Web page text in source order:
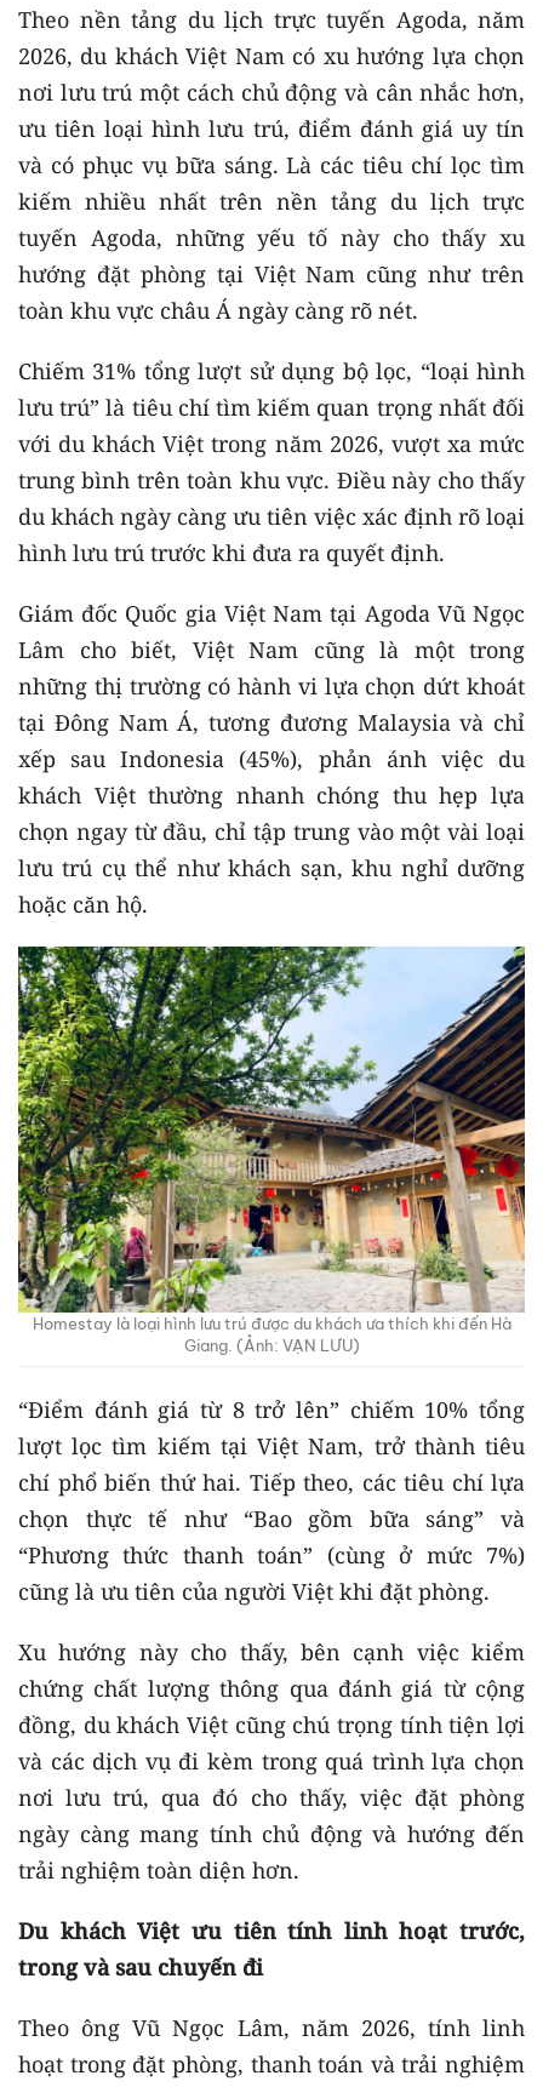
Theo nền tảng du lịch trực tuyến Agoda, năm
2026, du khách Việt Nam có xu hướng lựa chọn
nơi lưu trú một cách chủ động và cân nhắc hơn,
ưu tiên loại hình lưu trú, điểm đánh giá uy tín
và có phục vụ bữa sáng. Là các tiêu chí lọc tìm
kiếm nhiều nhất trên nền tảng du lịch trực
tuyến Agoda, những yếu tố này cho thấy xu
hướng đặt phòng tại Việt Nam cũng như trên
toàn khu vực châu Á ngày càng rõ nét.
Chiếm 31% tổng lượt sử dụng bộ lọc, “loại hình
lưu trú” là tiêu chí tìm kiếm quan trọng nhất đối
với du khách Việt trong năm 2026, vượt xa mức
trung bình trên toàn khu vực. Điều này cho thấy
du khách ngày càng ưu tiên việc xác định rõ loại
hình lưu trú trước khi đưa ra quyết định.
Giám đốc Quốc gia Việt Nam tại Agoda Vũ Ngọc
Lâm cho biết, Việt Nam cũng là một trong
những thị trường có hành vi lựa chọn dứt khoát
tại Đông Nam Á, tương đương Malaysia và chỉ
xếp sau Indonesia (45%), phản ánh việc du
khách Việt thường nhanh chóng thu hẹp lựa
chọn ngay từ đầu, chỉ tập trung vào một vài loại
lưu trú cụ thể như khách sạn, khu nghỉ dưỡng
hoặc căn hộ.
Homestay là loại hình lưu trú được du khách ưa thích khi đến Hà
Giang. (Ảnh: VẠN LƯU)
“Điểm đánh giá từ 8 trở lên” chiếm 10% tổng
lượt lọc tìm kiếm tại Việt Nam, trở thành tiêu
chí phổ biến thứ hai. Tiếp theo, các tiêu chí lựa
chọn thực tế như “Bao gồm bữa sáng” và
“Phương thức thanh toán” (cùng ở mức 7%)
cũng là ưu tiên của người Việt khi đặt phòng.
Xu hướng này cho thấy, bên cạnh việc kiểm
chứng chất lượng thông qua đánh giá từ cộng
đồng, du khách Việt cũng chú trọng tính tiện lợi
và các dịch vụ đi kèm trong quá trình lựa chọn
nơi lưu trú, qua đó cho thấy, việc đặt phòng
ngày càng mang tính chủ động và hướng đến
trải nghiệm toàn diện hơn.
Du khách Việt ưu tiên tính linh hoạt trước,
trong và sau chuyến đi
Theo ông Vũ Ngọc Lâm, năm 2026, tính linh
hoạt trong đặt phòng, thanh toán và trải nghiệm